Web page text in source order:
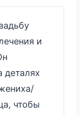
и
деталях
чтобы